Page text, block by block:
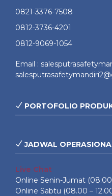
0821-3376-7508
0812-3736-4201
0812-9069-1054
Email :
PORTOFOLIO
JADWAL
Live Chat
Online Senin-Jumat
Online Sabtu (08.00 –